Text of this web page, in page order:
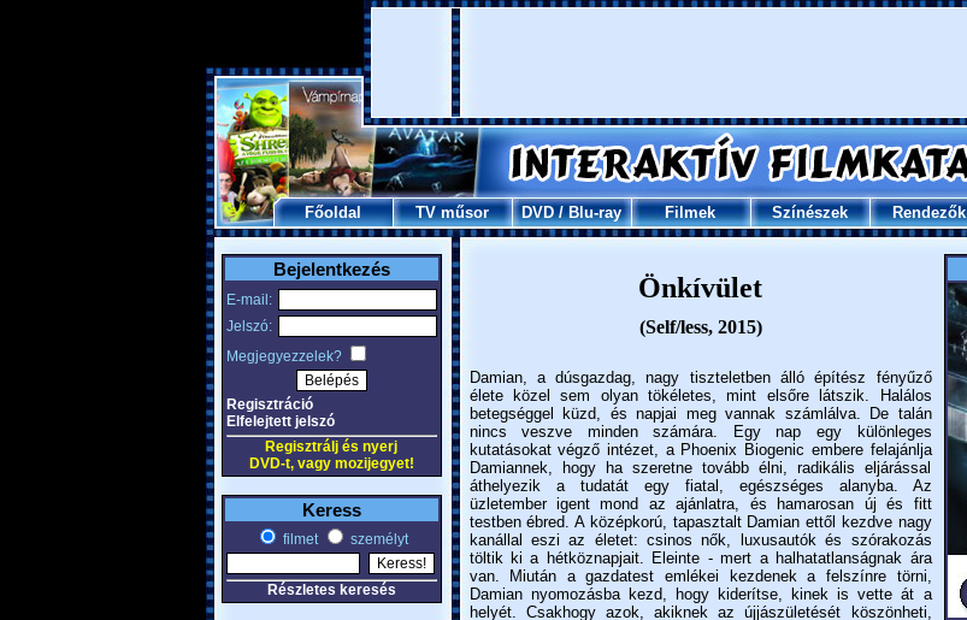
Főoldal TV műsor DVD/Blu-ray Filmek Színészek Rendezők
Bejelentkezés
E-mail:
Jelszó:
Megjegyezzelek?
Regisztráció
Elfelejtett jelszó
Regisztrálj és nyerj
DVD-t, vagy mozijegyet!
Keress
filmet személyt
Részletes keresés
Önkívület
(Self/less, 2015)
Damian, a dúsgazdag, nagy tiszteletben álló építész fényűző
élete közel sem olyan tökéletes, mint elsőre látszik. Halálos
betegséggel küzd, és napjai meg vannak számlálva. De talán
nincs veszve minden számára. Egy nap egy különleges
kutatásokat végző intézet, a Phoenix Biogenic embere felajánlja
Damiannek, hogy ha szeretne tovább élni, radikális eljárással
áthelyezik a tudatát egy fiatal, egészséges alanyba. Az
üzletember igent mond az ajánlatra, és hamarosan új és fitt
testben ébred. A középkorú, tapasztalt Damian ettől kezdve nagy
kanállal eszi az életet: csinos nők, luxusautók és szórakozás
töltik ki a hétköznapjait. Eleinte - mert a halhatatlanságnak ára
van. Miután a gazdatest emlékei kezdenek a felszínre törni,
Damian nyomozásba kezd, hogy kiderítse, kinek is vette át a
helyét. Csakhogy azok, akiknek az újjászületését köszönheti,